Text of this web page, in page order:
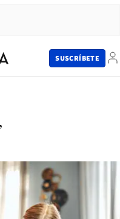
SUSCRÍBETE